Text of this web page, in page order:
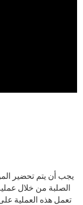
الصلبة من خلال
تعمل هذه العملية